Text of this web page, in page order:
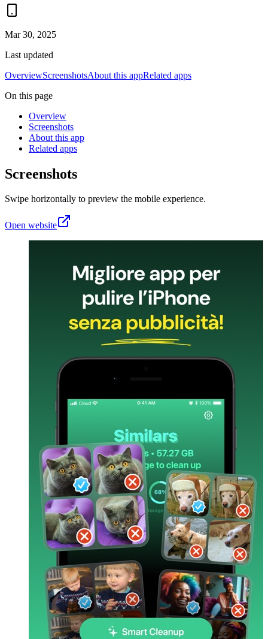
Mar 30, 2025
Last updated
OverviewScreenshotsAbout this appRelated apps
On this page
Overview
Screenshots
About this app
Related apps
Screenshots
Swipe horizontally to preview the mobile experience.
Open website